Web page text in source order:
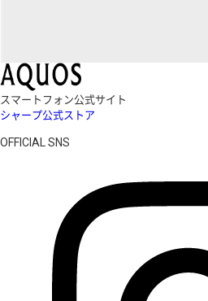
スマートフォン公式サイト
シャープ公式ストア
OFFICIAL SNS